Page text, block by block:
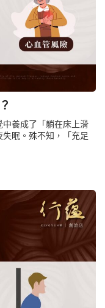
養成了「躺在床上滑
眠。殊不知，「充足